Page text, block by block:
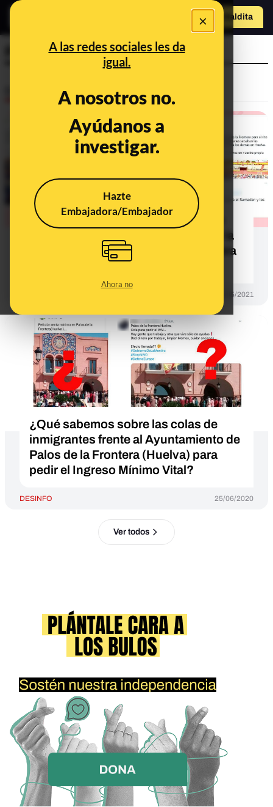
×
A las redes sociales les da
igual.
A nosotros no.
Ayúdanos a
investigar.
Hazte
Embajadora/Embajador
Ahora no
Hazte Maldita
Palos de la Frontera
¿Qué sabemos de las imágenes de
personas musulmanas rezando en la
plaza de toros de Palos de la Frontera
(Huelva) por el fin del Ramadán?
18/05/2021
¿Qué sabemos sobre las colas de
inmigrantes frente al Ayuntamiento de
Palos de la Frontera (Huelva) para
pedir el Ingreso Mínimo Vital?
DESINFO 25/06/2020
Ver todos